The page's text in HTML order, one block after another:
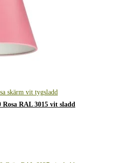
RAL 3015 vit sladd